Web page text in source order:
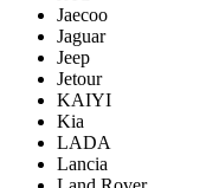
Jaecoo
Jaguar
Jeep
Jetour
KAIYI
Kia
LADA
Lancia